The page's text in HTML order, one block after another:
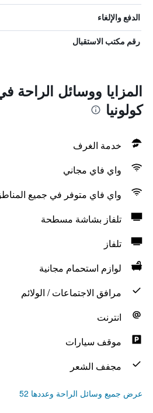
الدفع والإلغاء
رقم مكتب الاستقبال
المزايا ووسائل الراحة
كولونيا
خدمة الغرف
واي فاي مجاني
واي فاي متوفر في جميع
تلفاز بشاشة مسطحة
تلفاز
لوازم استحمام مجانية
مرافق الاجتماعات / الولائم
انترنت
موقف سيارات
مجفف الشعر
عرض جميع وسائل الراحة وعددها 52